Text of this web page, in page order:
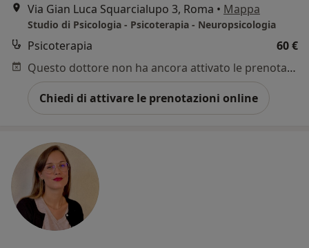
Via Gian Luca Squarcialupo 3, Roma • Mappa
Studio di Psicologia - Psicoterapia - Neuropsicologia
Psicoterapia
60 €
Questo dottore non ha ancora attivato le prenotazioni online presso questo indirizzo.
Chiedi di attivare le prenotazioni online